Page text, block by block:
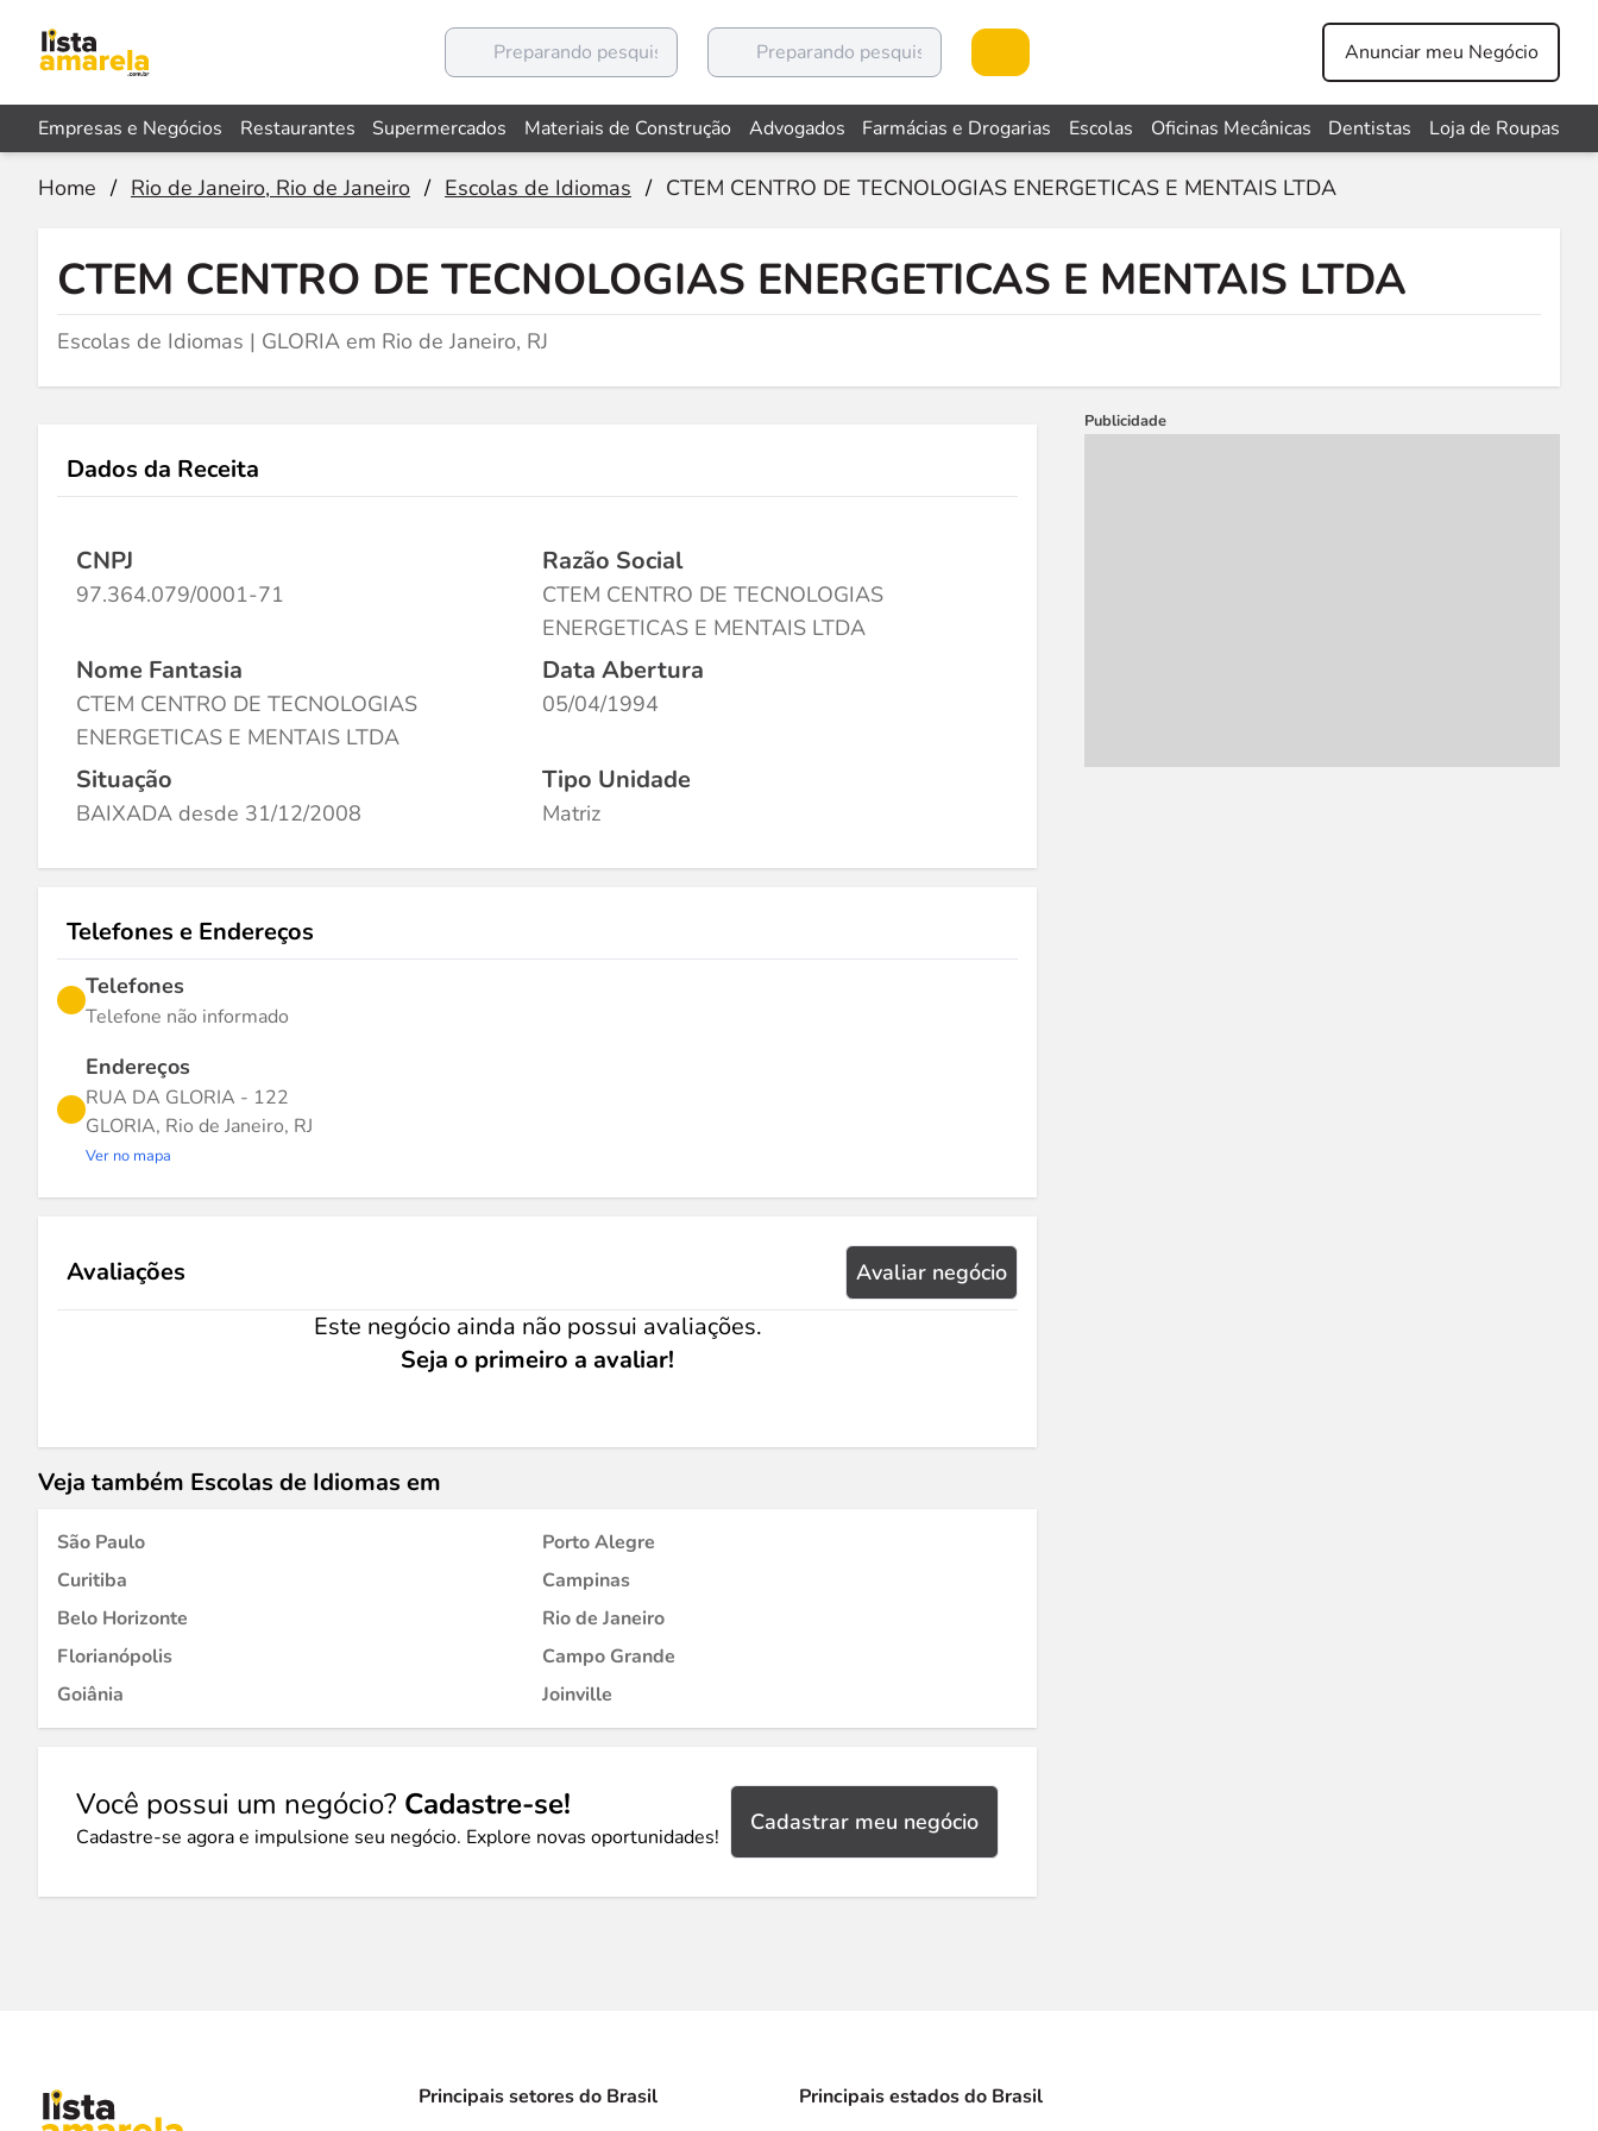
Anunciar meu Negócio
Empresas e Negócios Restaurantes Supermercados Materiais de Construção Advogados Farmácias e Drogarias Escolas Oficinas Mecânicas Dentistas Loja de Roupas
Home / Rio de Janeiro, Rio de Janeiro / Escolas de Idiomas / CTEM CENTRO DE TECNOLOGIAS ENERGETICAS E MENTAIS LTDA
CTEM CENTRO DE TECNOLOGIAS ENERGETICAS E MENTAIS LTDA
Escolas de Idiomas | GLORIA em Rio de Janeiro, RJ
Dados da Receita
CNPJ
97.364.079/0001-71
Razão Social
CTEM CENTRO DE TECNOLOGIAS
ENERGETICAS E MENTAIS LTDA
Nome Fantasia
CTEM CENTRO DE TECNOLOGIAS
ENERGETICAS E MENTAIS LTDA
Data Abertura
05/04/1994
Situação
BAIXADA desde 31/12/2008
Tipo Unidade
Matriz
Telefones e Endereços
Telefones
Telefone não informado
Endereços
RUA DA GLORIA - 122
GLORIA, Rio de Janeiro, RJ
Ver no mapa
Avaliações Avaliar negócio
Este negócio ainda não possui avaliações.
Seja o primeiro a avaliar!
Veja também Escolas de Idiomas em
São Paulo
Porto Alegre
Curitiba
Campinas
Belo Horizonte
Rio de Janeiro
Florianópolis
Campo Grande
Goiânia
Joinville
Você possui um negócio? Cadastre-se!
Cadastre-se agora e impulsione seu negócio. Explore novas oportunidades!
Cadastrar meu negócio
Publicidade
Principais setores do Brasil Principais estados do Brasil